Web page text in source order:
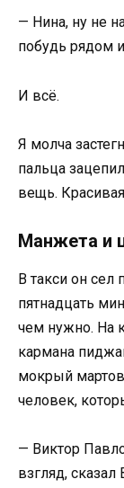
— Нина, ну не
побудь рядом
И всё.
Я молча
пальца
вещь.
Манжета и
В такси он сел
пятнадцать
чем нужно. На
кармана
мокрый
человек,
— Виктор
взгляд, сказал